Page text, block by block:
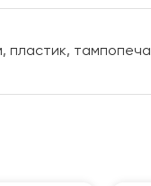
пластик,